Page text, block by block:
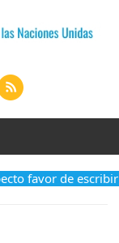
favor de escribir